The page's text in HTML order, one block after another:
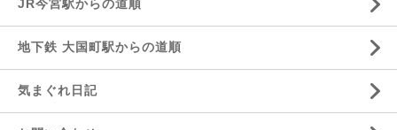
JR今宮駅からの道順
地下鉄 大国町駅からの道順
気まぐれ日記